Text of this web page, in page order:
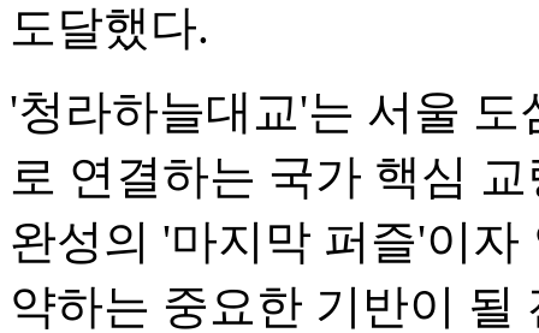
도달했다.
'청라하늘대교'는 서울
로 연결하는 국가 핵심
완성의 '마지막 퍼즐'이
약하는 중요한 기반이 될